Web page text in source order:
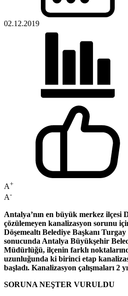
02.12.2019
A+
A-
Antalya’nın en büyük merkez ilçesi
çözülemeyen kanalizasyon sorunu
Döşemealtı Belediye Başkanı
sonucunda Antalya Büyükşehir
Müdürlüğü, ilçenin farklı
uzunluğunda ki birinci etap
başladı. Kanalizasyon çalışmaları 2
SORUNA NEŞTER VURULDU